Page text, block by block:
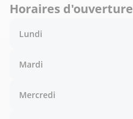
Horaires d'ouverture
Lundi
Mardi
Mercredi